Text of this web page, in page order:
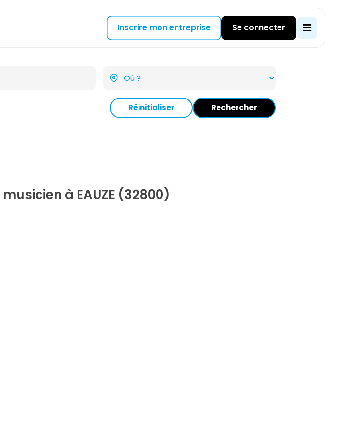
Inscrire mon entreprise Se connecter
Réinitialiser Rechercher
musicien à EAUZE (32800)